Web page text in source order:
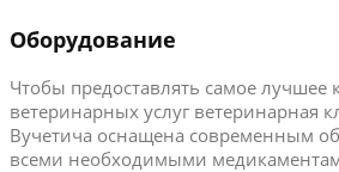
Оборудование
Чтобы предоставлять самое лучшее
ветеринарных услуг ветеринарная
Вучетича оснащена современным
всеми необходимыми